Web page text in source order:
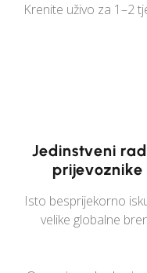
Krenite uživo za 1–2
Jedinstveni
Isto besprijekorno
velike globalne